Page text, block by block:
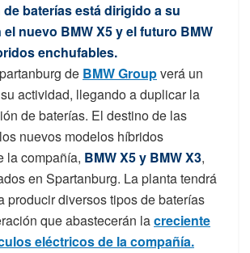
baterías está dirigido a su
nuevo BMW X5 y el futuro BMW
enchufables.
de BMW Groupverá un
actividad, llegando a duplicar la
de baterías. El destino de las
nuevos modelos híbridos
la compañía, BMW X5 y BMW X3,
en Spartanburg. La planta tendrá
producir diversos tipos de baterías
que abastecerán lacreciente
eléctricos de la compañía.